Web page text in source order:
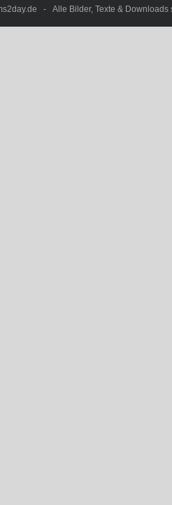
- Alle Bilder, Texte & Downloads